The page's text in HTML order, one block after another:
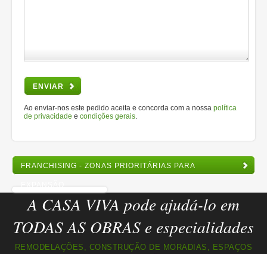
ENVIAR
Ao enviar-nos este pedido aceita e concorda com a nossa política
de privacidade e condições gerais
FRANCHISING - ZONAS PRIORITÁRIAS PARA
EXPANSÃO
A CASA VIVA pode ajudá-lo em
TODAS AS OBRAS e especialidades
REMODELAÇÕES, CONSTRUÇÃO DE MORADIAS, ESPAÇOS